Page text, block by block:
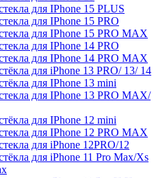
для IPhone 15 PLUS
для IPhone 15 PRO
для IPhone 15 PRO MAX
для IPhone 14 PRO
для IPhone 14 PRO MAX
для iPhone 13 PRO/ 13/ 14
для IPhone 13 mini
для IPhone 13 PRO MAX/
для IPhone 12 mini
для IPhone 12 PRO MAX
для iPhone 12PRO/12
для iPhone 11 Pro Max/Xs